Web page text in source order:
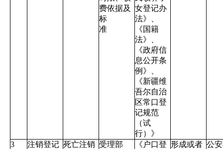
费依据及
标
准
女登记办
法》、
《国籍
法》、
《政府信
息公开条
例》、
《新疆维
吾尔自治
区常口登
记规范
（试
行）》
3 注销登记 死亡注销 受理部
《户口登 形成或者 公